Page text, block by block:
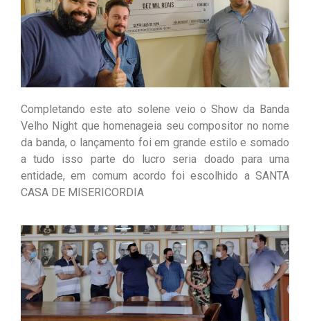
Completando este ato solene veio o Show da Banda
Velho Night que homenageia seu compositor no nome
da banda, o lançamento foi em grande estilo e somado
a tudo isso parte do lucro seria doado para uma
entidade, em comum acordo foi escolhido a SANTA
CASA DE MISERICORDIA